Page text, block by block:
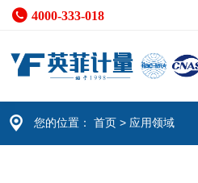
4000-333-018
您的位置： 首页 > 应用领域